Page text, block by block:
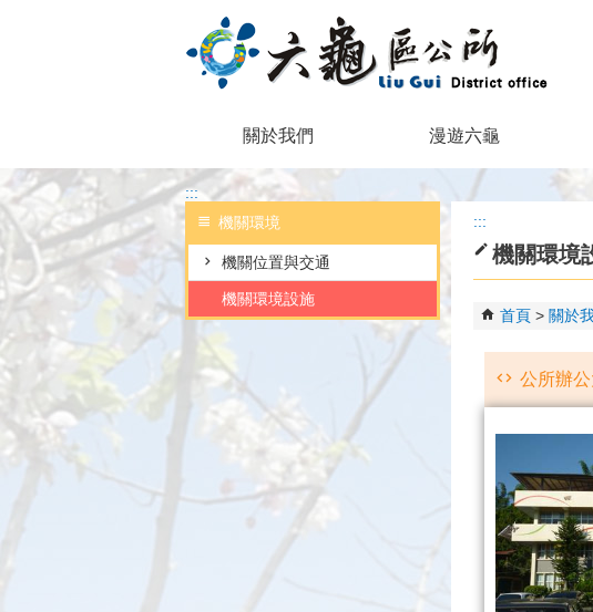
關於我們 漫遊六龜
:::
機關環境
機關位置與交通
機關環境設施
:::
機關環境
首頁 關於
公所辦